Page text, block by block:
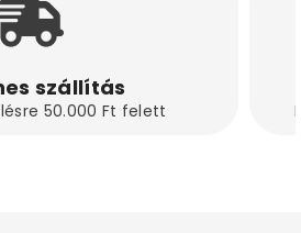
szállítás
50.000 Ft felett